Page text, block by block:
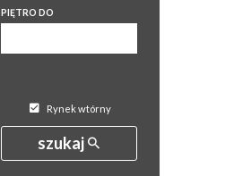
PIĘTRO DO
Rynek wtórny
szukaj